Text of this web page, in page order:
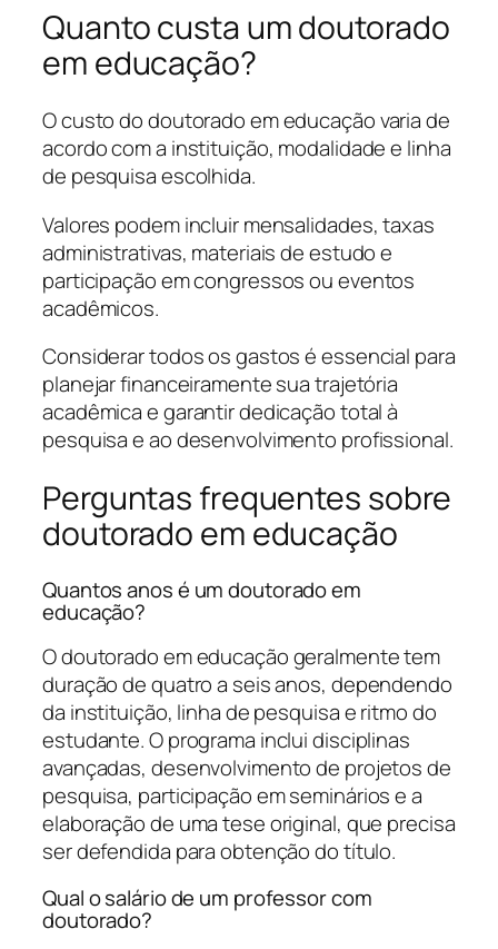
Quanto custa um doutorado
em educação?
O custo do doutorado em educação varia de
acordo com a instituição, modalidade e linha
de pesquisa escolhida.
Valores podem incluir mensalidades, taxas
administrativas, materiais de estudo e
participação em congressos ou eventos
acadêmicos.
Considerar todos os gastos é essencial para
planejar financeiramente sua trajetória
acadêmica e garantir dedicação total à
pesquisa e ao desenvolvimento profissional.
Perguntas frequentes sobre
doutorado em educação
Quantos anos é um doutorado em
educação?
O doutorado em educação geralmente tem
duração de quatro a seis anos, dependendo
da instituição, linha de pesquisa e ritmo do
estudante. O programa inclui disciplinas
avançadas, desenvolvimento de projetos de
pesquisa, participação em seminários e a
elaboração de uma tese original, que precisa
ser defendida para obtenção do título.
Qual o salário de um professor com
doutorado?